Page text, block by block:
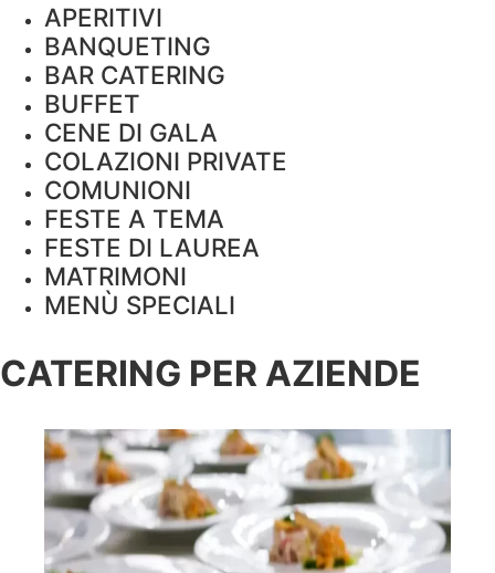
APERITIVI
BANQUETING
BAR CATERING
BUFFET
CENE DI GALA
COLAZIONI PRIVATE
COMUNIONI
FESTE A TEMA
FESTE DI LAUREA
MATRIMONI
MENÙ SPECIALI
CATERING PER AZIENDE